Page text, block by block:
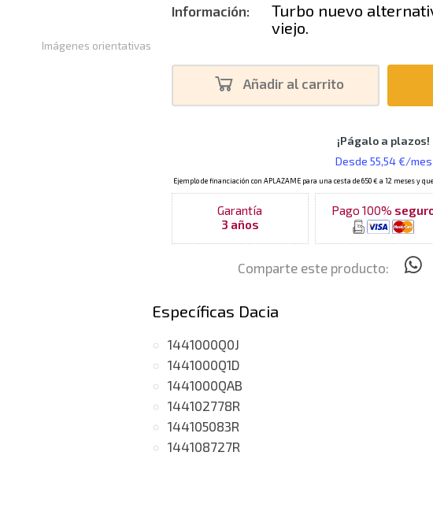
Información:
Turbo nuevo
viejo.
Añadir al carrito
Garantía
3 años
Pago 100%
Comparte este producto:
Imágenes orientativas
Específicas Dacia
1441000Q0J
1441000Q1D
1441000QAB
144102778R
144105083R
144108727R